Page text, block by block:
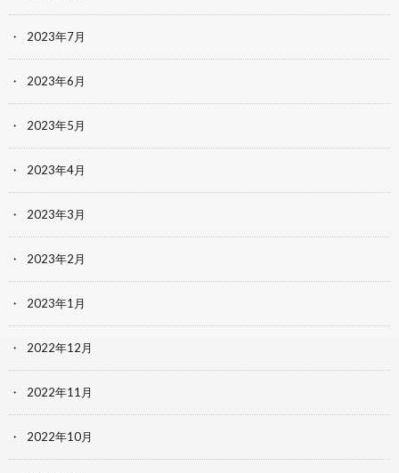
2023年7月
2023年6月
2023年5月
2023年4月
2023年3月
2023年2月
2023年1月
2022年12月
2022年11月
2022年10月